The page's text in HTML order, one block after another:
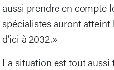
aussi prendre en compte
spécialistes auront atteint
d’ici à 2032.»
La situation est tout